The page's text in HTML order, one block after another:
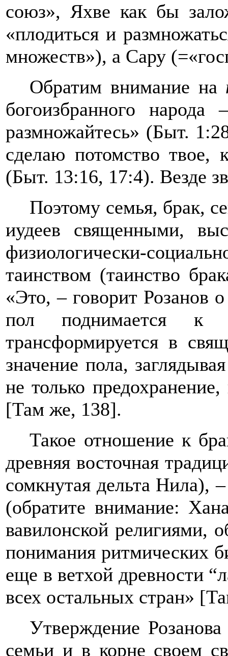
союз», Яхве как бы
«плодиться и
множеств»), а Сару
Обратим внимание на
богоизбранного
размножайтесь» (Быт.
сделаю потомство
(Быт. 13:16, 17:4). Везде
Поэтому семья, брак,
иудеев священными,
физиологически-
таинством (таинство
«Это, – говорит Розанов
пол поднимается к
трансформируется в
значение пола,
не только
[Там же, 138].
Такое отношение к
древняя восточная
сомкнутая дельта Нила),
(обратите внимание:
вавилонской
понимания ритмических
еще в ветхой древности “
всех остальных стран»
Утверждение
семьи и в корне своем